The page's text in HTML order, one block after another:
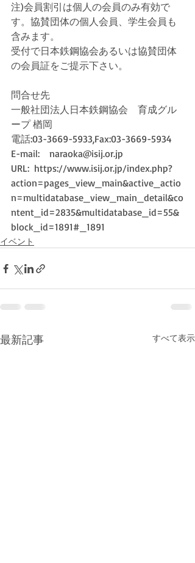
注)会員割引は個人の会員のみ有効で
す。協賛団体の個人会員、学生会員も
含みます。
受付で日本鉄鋼協会あるいは協賛団体
の会員証をご提示下さい。
問合せ先
一般社団法人日本鉄鋼協会　育成グル
ープ 楢岡
電話:03-3669-5933,Fax:03-3669-5934
E-mail:　naraoka@isij.or.jp
URL:  https://www.isij.or.jp/index.php?
action=pages_view_main&active_actio
n=multidatabase_view_main_detail&co
ntent_id=2835&multidatabase_id=55&
block_id=1891#_1891
イベント
最新記事 すべて表示